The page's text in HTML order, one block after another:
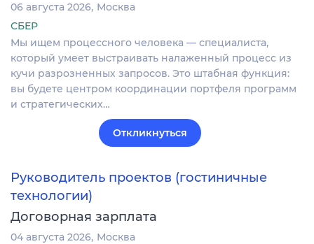
06 августа 2026 Москва
СБЕР
Мы ищем процессного человека — специалиста,
который умеет выстраивать налаженный процесс из
кучи разрозненных запросов. Это штабная функция:
вы будете центром координации портфеля программ
и стратегических…
Откликнуться
Руководитель проектов (гостиничные
технологии)
Договорная зарплата
04 августа 2026 Москва